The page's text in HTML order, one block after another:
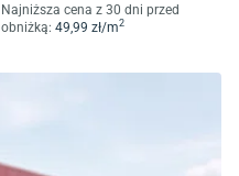
Najniższa cena z 30 dni przed
obniżką: 49,99 zł/m2